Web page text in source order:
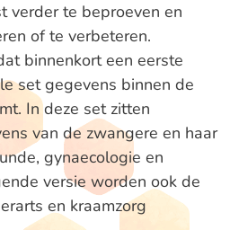
verder te beproeven en
of te verbeteren.
binnenkort een eerste
set gegevens binnen de
In deze set zitten
van de zwangere en haar
gynaecologie en
versie worden ook de
en kraamzorg